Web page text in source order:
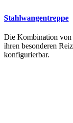
Stahlwangentreppe
Die Kombination von
ihren besonderen
konfigurierbar.